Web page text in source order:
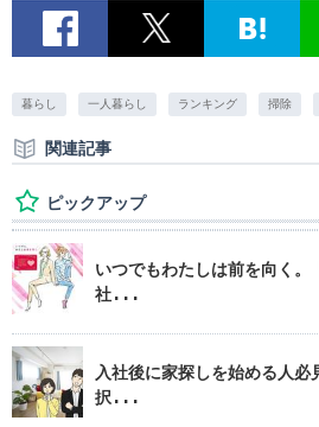
暮らし 一人暮らし ランキング 掃除
関連記事
ピックアップ
いつでもわたしは前を向く
社...
入社後に家探しを始める人
択...